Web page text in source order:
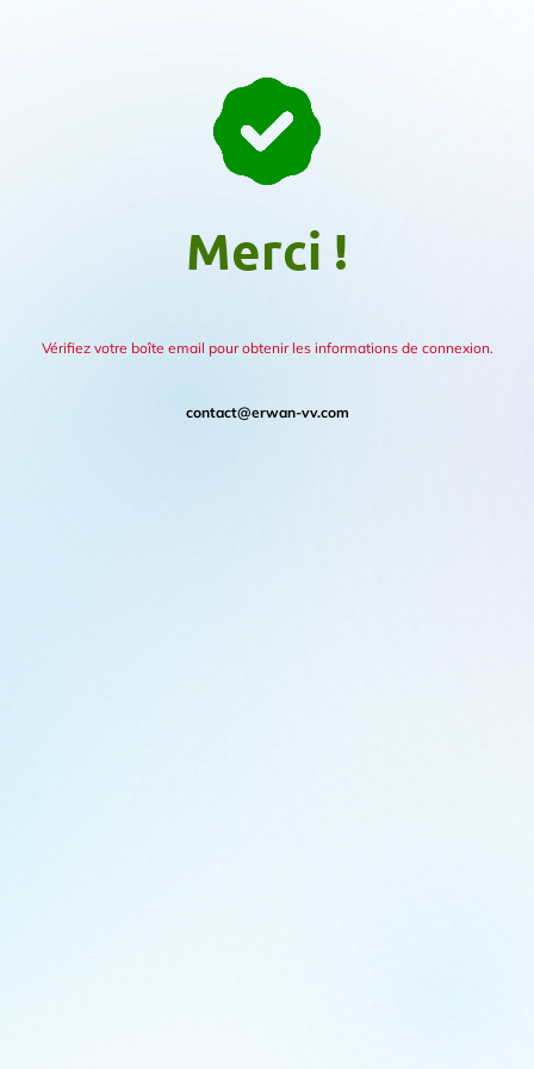
Merci !
Vérifiez votre boîte email pour obtenir les informations de connexion.
contact@erwan-vv.com